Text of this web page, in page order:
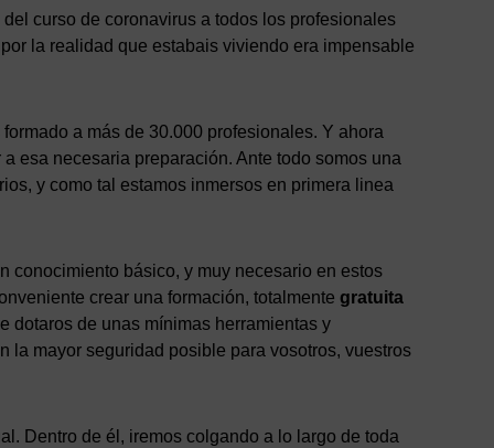
curso de coronavirus a todos los profesionales
la realidad que estabais viviendo era impensable
a más de 30.000 profesionales. Y ahora
esa necesaria preparación. Ante todo somos una
y como tal estamos inmersos en primera linea
conocimiento básico, y muy necesario en estos
crear una formación, totalmente gratuita
dotaros de unas mínimas herramientas y
la mayor seguridad posible para vosotros, vuestros
Dentro de él, iremos colgando a lo largo de toda